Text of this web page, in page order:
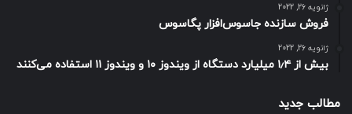
ژانویه 26, 2022
فروش سازنده جاسوس‌افزار پگاسوس
ژانویه 26, 2022
بیش از ۱٫۴ میلیارد دستگاه از ویندوز ۱۰ و ویندوز ۱۱ استفاده می‌کنند
مطالب جدید